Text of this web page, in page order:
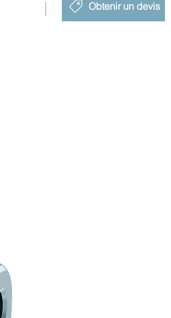
Obtenir un devis
Nouveau lancement